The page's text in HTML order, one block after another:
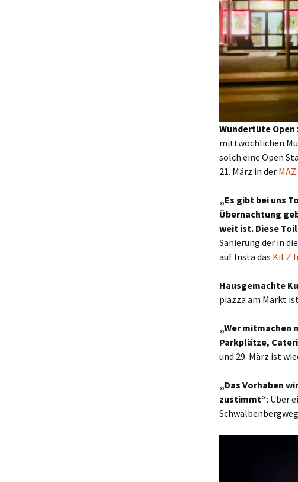
Wundertüte
mittwöchlichen
solch eine Open
21. März in der MAZ.
„Es gibt bei uns
Übernachtung
weit ist. Diese
Sanierung der in
auf Insta das KiEZ
Hausgemachte
piazza am Markt
„Wer mitmachen
Parkplätze,
und 29. März ist
„Das Vorhaben
zustimmt“: Über